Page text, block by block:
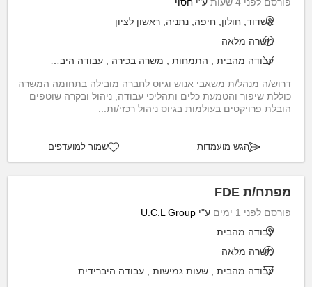
אשדוד, חולון, חיפה, נתניה, ראשון לציון
משרה מלאה
עבודה מהבית
התמחות משרה בכירה עבודה היברידית
דרוש/ה מנהל/ת משאבי אנוש וגיוס לחברה מובילה בתחומה המשרה
כוללת שיפור והטמעת כלים ותהליכי עבודה, ניהול ובקרה שוטפים
הובלת פרויקטים בעולמות בגיוס ניהול רכזי/ות...
הגש מועמדות שמור למועדפים
מפתח/ת FDE
פורסם לפני 1 ימים ע"י U.C.L Group
עבודה מהבית
משרה מלאה
עבודה מהבית
שעות גמישות עבודה היברידית